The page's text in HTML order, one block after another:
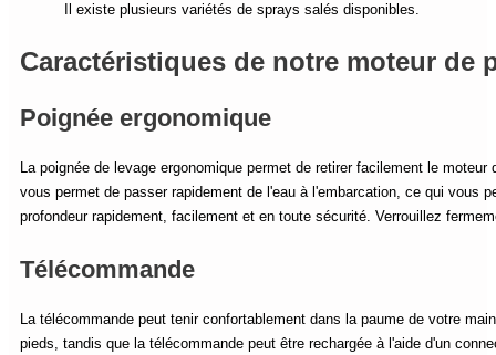
Il existe plusieurs variétés de sprays salés disponibles.
Caractéristiques de notre moteur de
Poignée ergonomique
La poignée de levage ergonomique permet de retirer facilement le
vous permet de passer rapidement de l'eau à l'embarcation, ce qui vous
profondeur rapidement, facilement et en toute sécurité. Verrouillez
Télécommande
La télécommande peut tenir confortablement dans la paume de votre
pieds, tandis que la télécommande peut être rechargée à l'aide d'un